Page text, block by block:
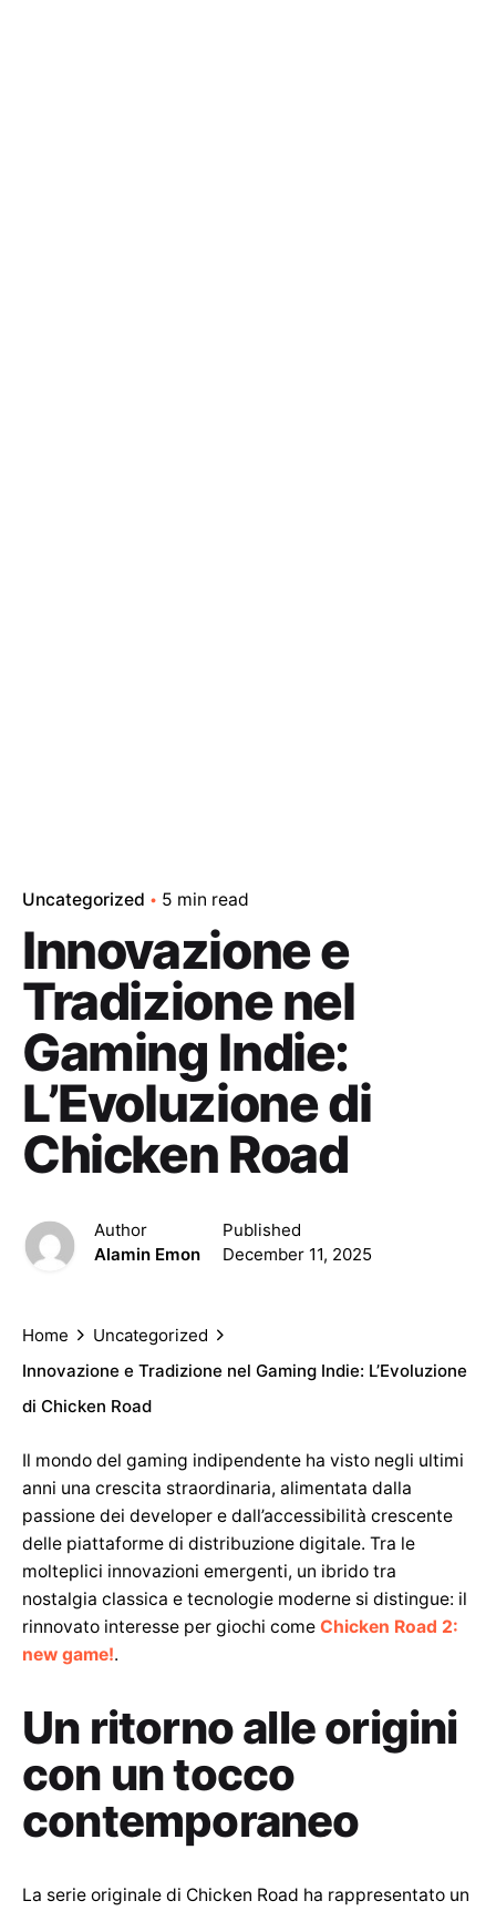
Uncategorized 5 min read
Innovazione e
Tradizione nel
Gaming Indie:
L’Evoluzione di
Chicken Road
Author
Alamin Emon
Published
December 11, 2025
Home
Uncategorized
Innovazione e Tradizione nel Gaming Indie: L’Evoluzione
di Chicken Road
Il mondo del gaming indipendente ha visto negli ultimi
anni una crescita straordinaria, alimentata dalla
passione dei developer e dall’accessibilità crescente
delle piattaforme di distribuzione digitale. Tra le
molteplici innovazioni emergenti, un ibrido tra
nostalgia classica e tecnologie moderne si distingue: il
rinnovato interesse per giochi come Chicken Road 2:
new game!.
Un ritorno alle origini
con un tocco
contemporaneo
La serie originale di Chicken Road ha rappresentato un